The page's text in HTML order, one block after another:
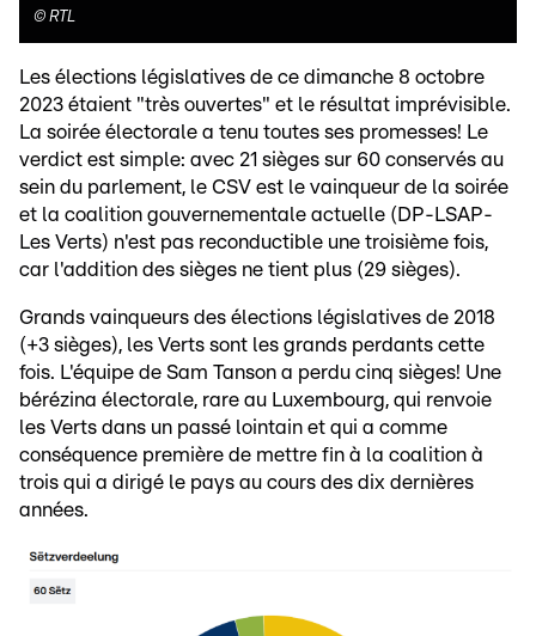
© RTL
Les élections législatives de ce dimanche 8 octobre
2023 étaient "très ouvertes" et le résultat imprévisible.
La soirée électorale a tenu toutes ses promesses! Le
verdict est simple: avec 21 sièges sur 60 conservés au
sein du parlement, le CSV est le vainqueur de la soirée
et la coalition gouvernementale actuelle (DP-LSAP-
Les Verts) n'est pas reconductible une troisième fois,
car l'addition des sièges ne tient plus (29 sièges).
Grands vainqueurs des élections législatives de 2018
(+3 sièges), les Verts sont les grands perdants cette
fois. L'équipe de Sam Tanson a perdu cinq sièges! Une
bérézina électorale, rare au Luxembourg, qui renvoie
les Verts dans un passé lointain et qui a comme
conséquence première de mettre fin à la coalition à
trois qui a dirigé le pays au cours des dix dernières
années.